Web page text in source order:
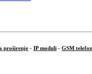
proširenje - IP moduli - GSM